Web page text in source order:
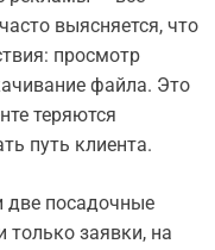
выясняется, что
просмотр
файла. Это
теряются
путь клиента.
две посадочные
заявки, на